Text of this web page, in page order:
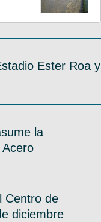
Ester Roa y
la
Centro de
diciembre